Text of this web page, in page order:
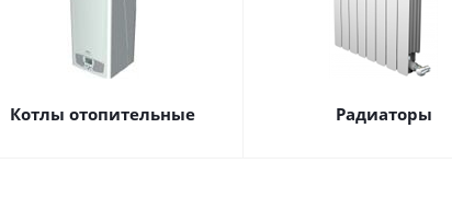
Котлы отопительные Радиаторы